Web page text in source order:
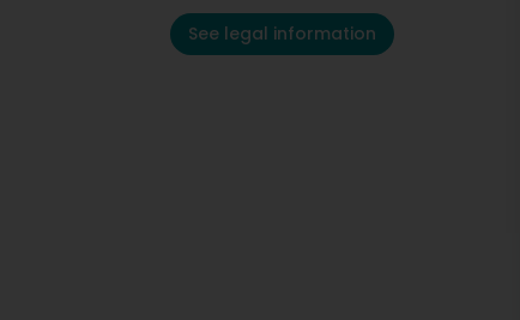
See legal information